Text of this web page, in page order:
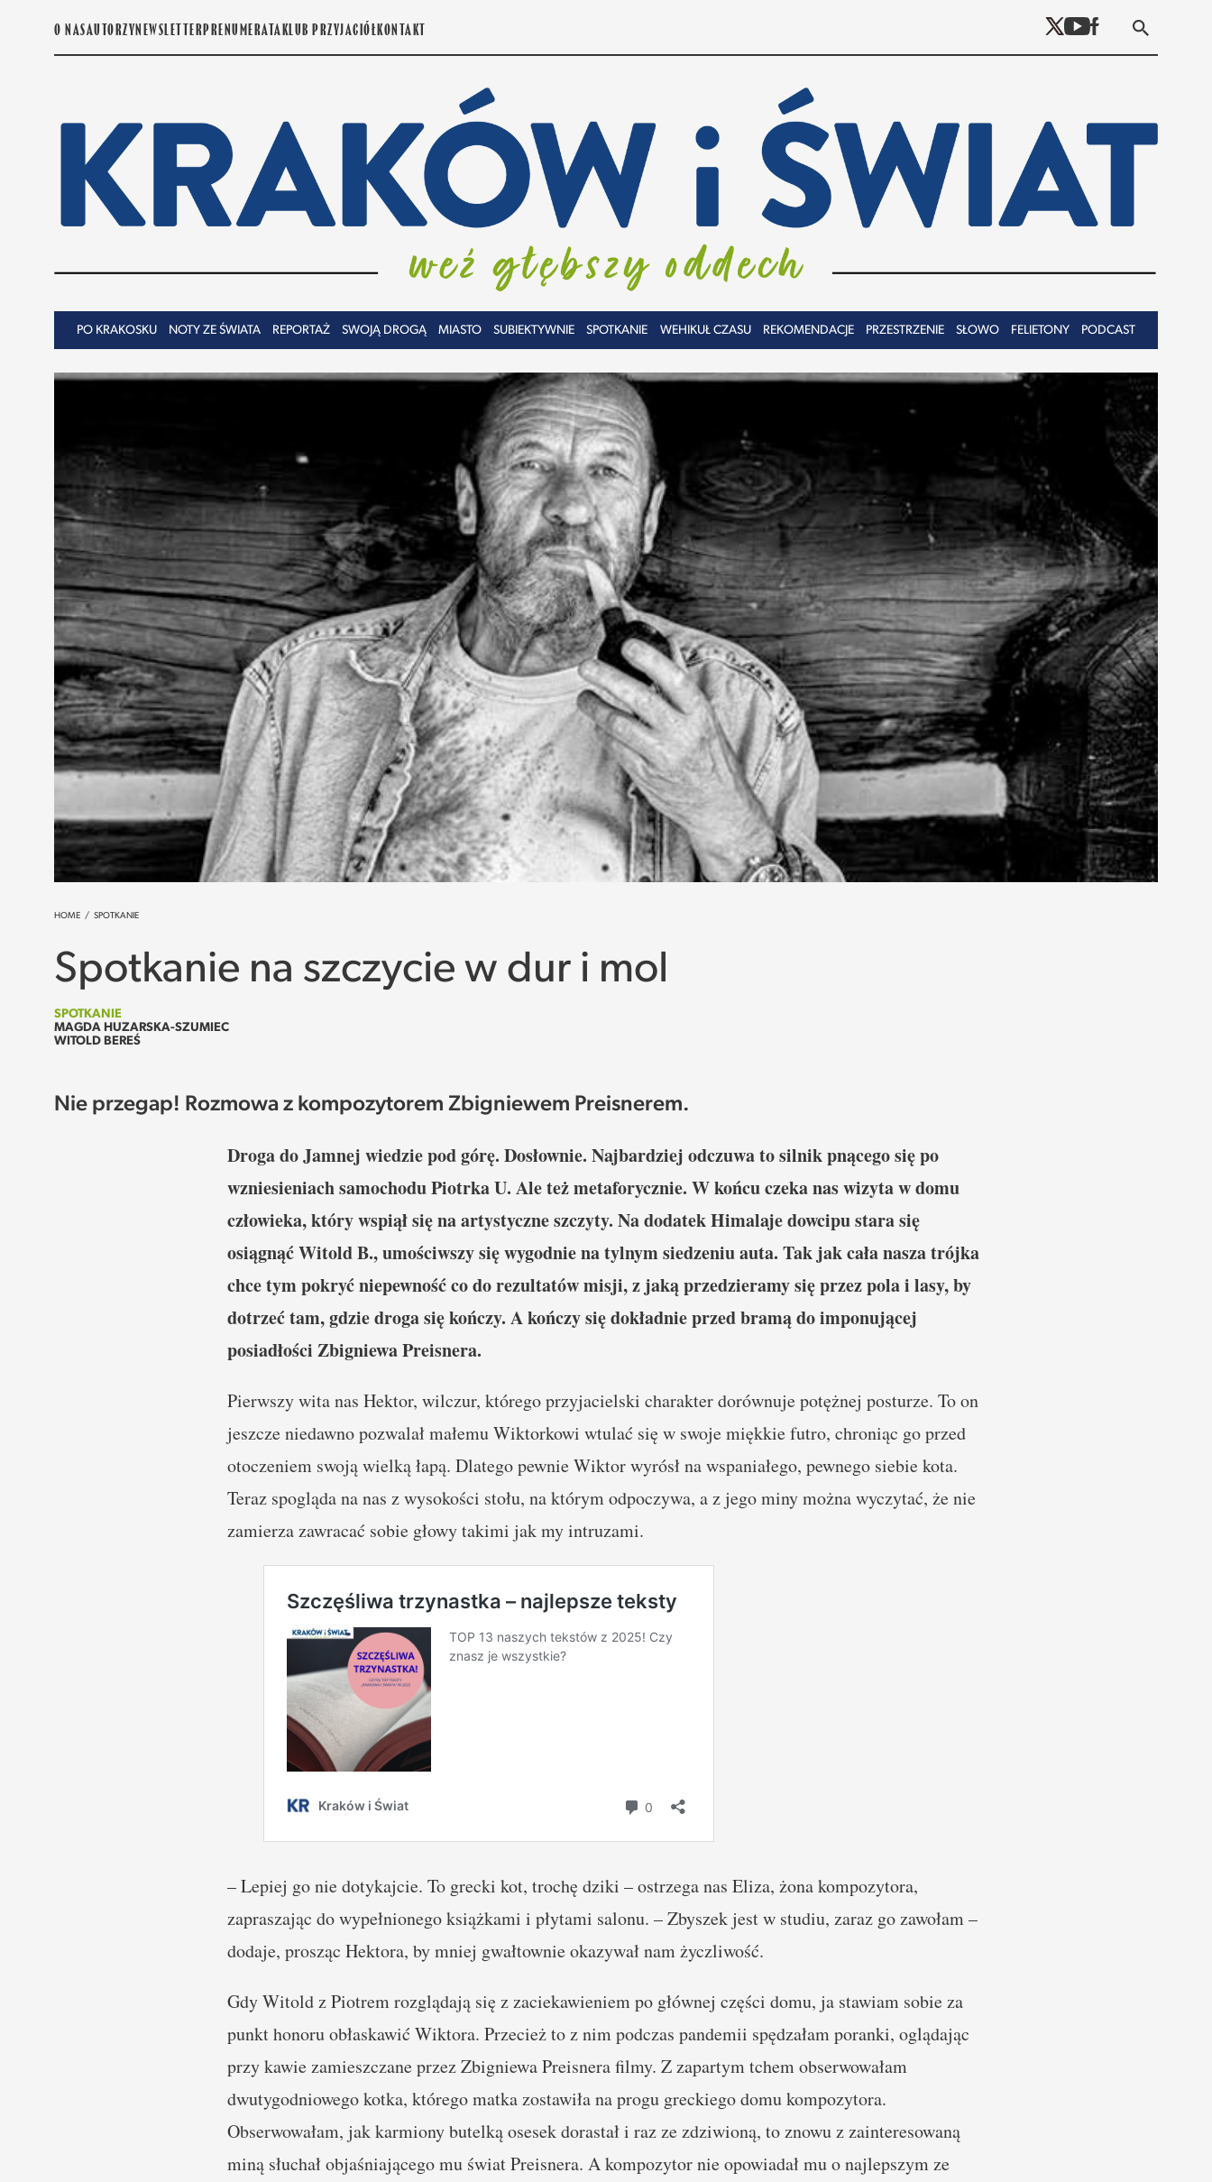
O NASAUTORZYNEWSLETTERPRENUMERATAKLUB PRZYJACIÓŁKONTAKT
PO KRAKOSKU NOTY ZE ŚWIATA REPORTAŻ SWOJĄ DROGĄ MIASTO SUBIEKTYWNIE SPOTKANIE WEHIKUŁ CZASU REKOMENDACJE PRZESTRZENIE SŁOWO FELIETONY PODCAST
HOME / SPOTKANIE
Spotkanie na szczycie w dur i mol
SPOTKANIE
MAGDA HUZARSKA-SZUMIEC
WITOLD BEREŚ
Nie przegap! Rozmowa z kompozytorem Zbigniewem Preisnerem.
Droga do Jamnej wiedzie pod górę. Dosłownie. Najbardziej odczuwa to silnik pnącego się po
wzniesieniach samochodu Piotrka U. Ale też metaforycznie. W końcu czeka nas wizyta w domu
człowieka, który wspiął się na artystyczne szczyty. Na dodatek Himalaje dowcipu stara się
osiągnąć Witold B., umościwszy się wygodnie na tylnym siedzeniu auta. Tak jak cała nasza trójka
chce tym pokryć niepewność co do rezultatów misji, z jaką przedzieramy się przez pola i lasy, by
dotrzeć tam, gdzie droga się kończy. A kończy się dokładnie przed bramą do imponującej
posiadłości Zbigniewa Preisnera.
Pierwszy wita nas Hektor, wilczur, którego przyjacielski charakter dorównuje potężnej posturze. To on
jeszcze niedawno pozwalał małemu Wiktorkowi wtulać się w swoje miękkie futro, chroniąc go przed
otoczeniem swoją wielką łapą. Dlatego pewnie Wiktor wyrósł na wspaniałego, pewnego siebie kota.
Teraz spogląda na nas z wysokości stołu, na którym odpoczywa, a z jego miny można wyczytać, że nie
zamierza zawracać sobie głowy takimi jak my intruzami.
– Lepiej go nie dotykajcie. To grecki kot, trochę dziki – ostrzega nas Eliza, żona kompozytora,
zapraszając do wypełnionego książkami i płytami salonu. – Zbyszek jest w studiu, zaraz go zawołam –
dodaje, prosząc Hektora, by mniej gwałtownie okazywał nam życzliwość.
Gdy Witold z Piotrem rozglądają się z zaciekawieniem po głównej części domu, ja stawiam sobie za
punkt honoru obłaskawić Wiktora. Przecież to z nim podczas pandemii spędzałam poranki, oglądając
przy kawie zamieszczane przez Zbigniewa Preisnera filmy. Z zapartym tchem obserwowałam
dwutygodniowego kotka, którego matka zostawiła na progu greckiego domu kompozytora.
Obserwowałam, jak karmiony butelką osesek dorastał i raz ze zdziwioną, to znowu z zainteresowaną
miną słuchał objaśniającego mu świat Preisnera. A kompozytor nie opowiadał mu o najlepszym ze